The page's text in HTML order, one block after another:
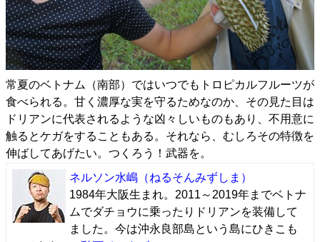
常夏のベトナム（南部）ではいつでもトロピカルフルーツが
食べられる。甘く濃厚な実を守るためなのか、その見た目は
ドリアンに代表されるような凶々しいものもあり、不用意に
触るとケガをすることもある。それなら、むしろその特徴を
伸ばしてあげたい。つくろう！武器を。
ネルソン水嶋 （ねるそんみずしま）
1984年大阪生まれ。2011～2019年までベトナ
ムでダチョウに乗ったりドリアンを装備して
ました。今は沖永良部島という島にひきこも